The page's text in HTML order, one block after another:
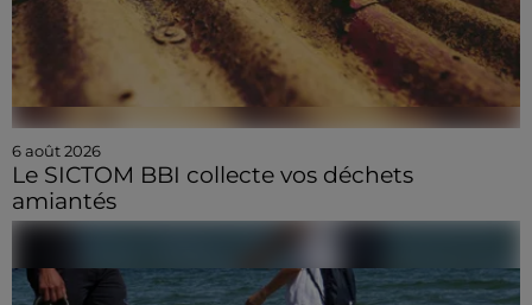
6 août 2026
Le SICTOM BBI collecte vos déchets
amiantés